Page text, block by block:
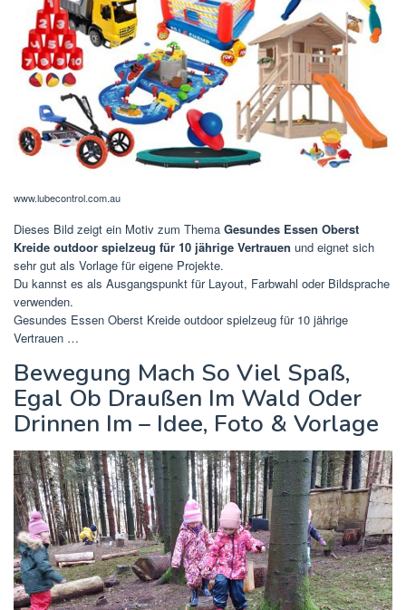
www.lubecontrol.com.au
Dieses Bild zeigt ein Motiv zum Thema Gesundes Essen Oberst
Kreide outdoor spielzeug für 10 jährige Vertrauen und eignet sich
sehr gut als Vorlage für eigene Projekte.
Du kannst es als Ausgangspunkt für Layout, Farbwahl oder Bildsprache
verwenden.
Gesundes Essen Oberst Kreide outdoor spielzeug für 10 jährige
Vertrauen …
Bewegung Mach So Viel Spaß,
Egal Ob Draußen Im Wald Oder
Drinnen Im – Idee, Foto & Vorlage